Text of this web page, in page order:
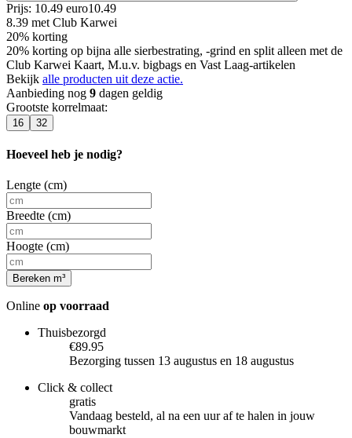
Prijs: 10.49 euro10.49
8.39 met Club Karwei
20% korting
20% korting op bijna alle sierbestrating, -grind en split alleen met de
Club Karwei Kaart, M.u.v. bigbags en Vast Laag-artikelen
Bekijk alle producten uit deze actie.
Aanbieding nog 9 dagen geldig
Grootste korrelmaat:
16 32
Hoeveel heb je nodig?
Lengte (cm)
Breedte (cm)
Hoogte (cm)
Bereken m³
Online op voorraad
Thuisbezorgd
€89.95
Bezorging tussen 13 augustus en 18 augustus
Click & collect
gratis
Vandaag besteld, al na een uur af te halen in jouw
bouwmarkt